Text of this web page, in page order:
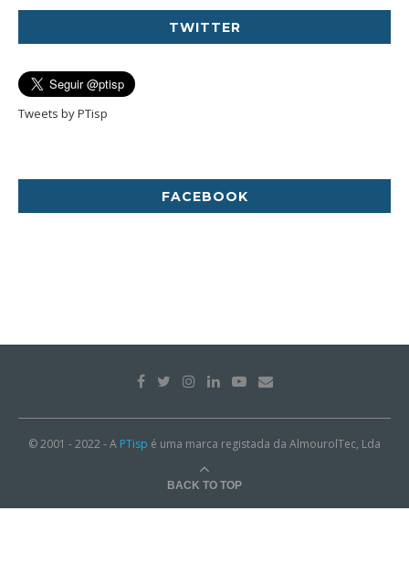
TWITTER
Tweets by PTisp
FACEBOOK
© 2001 - 2022 - A PTisp é uma marca registada da AlmourolTec, Lda
BACK TO TOP